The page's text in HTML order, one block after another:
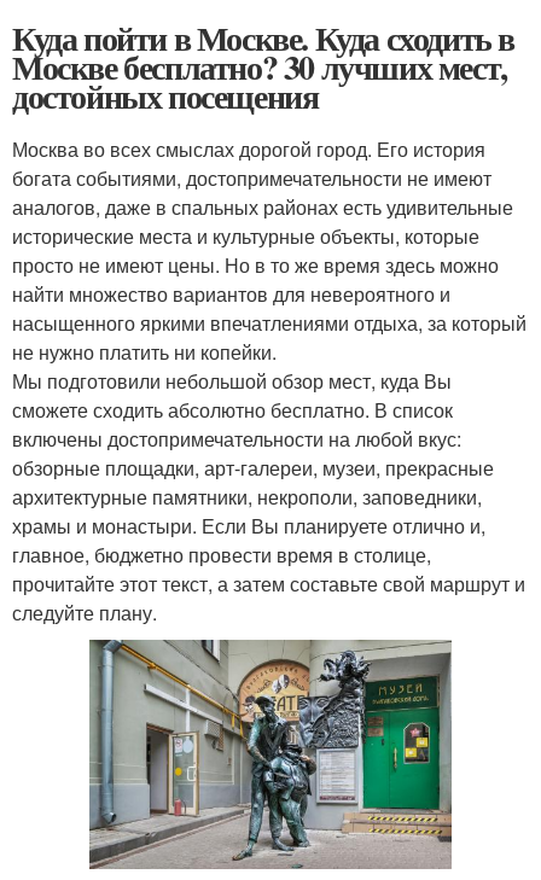
Куда пойти в Москве. Куда сходить в
Москве бесплатно? 30 лучших мест,
достойных посещения
Москва во всех смыслах дорогой город. Его история
богата событиями, достопримечательности не имеют
аналогов, даже в спальных районах есть удивительные
исторические места и культурные объекты, которые
просто не имеют цены. Но в то же время здесь можно
найти множество вариантов для невероятного и
насыщенного яркими впечатлениями отдыха, за который
не нужно платить ни копейки.
Мы подготовили небольшой обзор мест, куда Вы
сможете сходить абсолютно бесплатно. В список
включены достопримечательности на любой вкус:
обзорные площадки, арт-галереи, музеи, прекрасные
архитектурные памятники, некрополи, заповедники,
храмы и монастыри. Если Вы планируете отлично и,
главное, бюджетно провести время в столице,
прочитайте этот текст, а затем составьте свой маршрут и
следуйте плану.